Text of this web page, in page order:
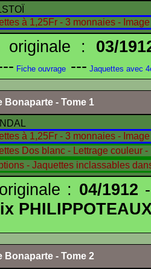
: 03/
Fiche ouvrage --- Jaquettes avec
Bonaparte - Tome 1
: 04/1912
Bonaparte - Tome 2